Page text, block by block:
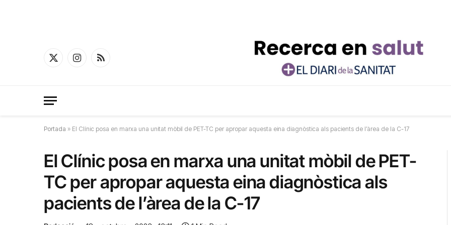
X
InstagramRSS
Portada » El Clínic posa en marxa una unitat mòbil de PET-TC per apropar aquesta eina diagnòstica als pacients de l’àrea de la C-17
El Clínic posa en marxa una unitat mòbil de PET-
TC per apropar aquesta eina diagnòstica als
pacients de l’àrea de la C-17